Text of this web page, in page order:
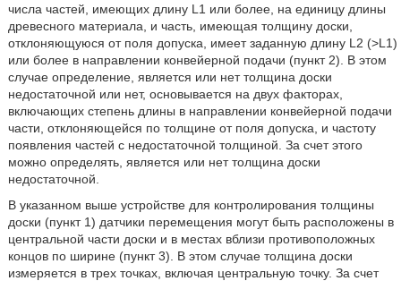
числа частей, имеющих длину L1 или более, на единицу длины
древесного материала, и часть, имеющая толщину доски,
отклоняющуюся от поля допуска, имеет заданную длину L2 (>L1)
или более в направлении конвейерной подачи (пункт 2). В этом
случае определение, является или нет толщина доски
недостаточной или нет, основывается на двух факторах,
включающих степень длины в направлении конвейерной подачи
части, отклоняющейся по толщине от поля допуска, и частоту
появления частей с недостаточной толщиной. За счет этого
можно определять, является или нет толщина доски
недостаточной.
В указанном выше устройстве для контролирования толщины
доски (пункт 1) датчики перемещения могут быть расположены в
центральной части доски и в местах вблизи противоположных
концов по ширине (пункт 3). В этом случае толщина доски
измеряется в трех точках, включая центральную точку. За счет